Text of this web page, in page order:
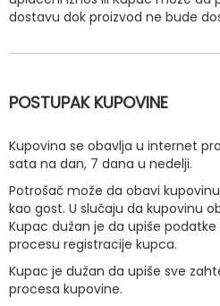
dostavu dok proizvod ne bude
POSTUPAK KUPOVINE
Kupovina se obavlja u internet
sata na dan, 7 dana u nedelji.
Potrošač može da obavi
kao gost. U slučaju da kupovinu
Kupac dužan je da upiše
procesu registracije kupca.
Kupac je dužan da upiše sve
procesa kupovine.